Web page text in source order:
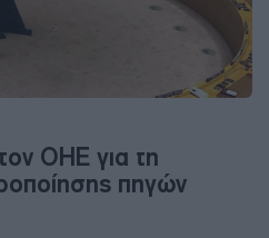
ΟΗΕ για τη
πηγών